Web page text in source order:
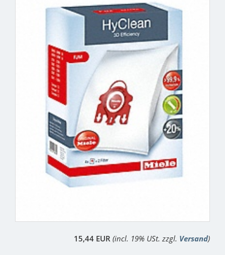
15,44 EUR (incl. 19% USt. zzgl. Versand)